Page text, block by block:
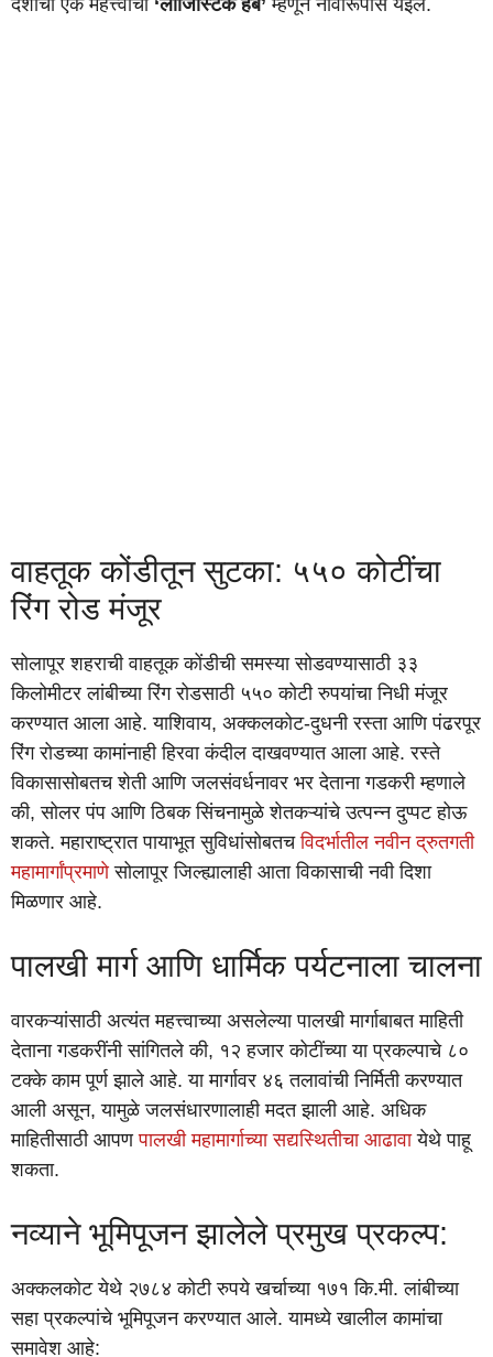
वाहतूक कोंडीतून सुटका: ५५० कोटींचा
रिंग रोड मंजूर
सोलापूर शहराची वाहतूक कोंडीची समस्या सोडवण्यासाठी ३३
किलोमीटर लांबीच्या रिंग रोडसाठी ५५० कोटी रुपयांचा निधी मंजूर
करण्यात आला आहे. याशिवाय, अक्कलकोट-दुधनी रस्ता आणि पंढरपूर
रिंग रोडच्या कामांनाही हिरवा कंदील दाखवण्यात आला आहे. रस्ते
विकासासोबतच शेती आणि जलसंवर्धनावर भर देताना गडकरी म्हणाले
की, सोलर पंप आणि ठिबक सिंचनामुळे शेतकऱ्यांचे उत्पन्न दुप्पट होऊ
शकते. महाराष्ट्रात पायाभूत सुविधांसोबतचविदर्भातील नवीन द्रुतगती
महामार्गांप्रमाणेसोलापूर जिल्ह्यालाही आता विकासाची नवी दिशा
मिळणार आहे.
पालखी मार्ग आणि धार्मिक पर्यटनाला चालना
वारकऱ्यांसाठी अत्यंत महत्त्वाच्या असलेल्या पालखी मार्गाबाबत माहिती
देताना गडकरींनी सांगितले की, १२ हजार कोटींच्या या प्रकल्पाचे ८०
टक्के काम पूर्ण झाले आहे. या मार्गावर ४६ तलावांची निर्मिती करण्यात
आली असून, यामुळे जलसंधारणालाही मदत झाली आहे. अधिक
माहितीसाठी आपणपालखी महामार्गाच्या सद्यस्थितीचा आढावायेथे पाहू
शकता.
नव्याने भूमिपूजन झालेले प्रमुख प्रकल्प:
अक्कलकोट येथे २७८४ कोटी रुपये खर्चाच्या १७१ कि.मी. लांबीच्या
सहा प्रकल्पांचे भूमिपूजन करण्यात आले. यामध्ये खालील कामांचा
समावेश आहे: